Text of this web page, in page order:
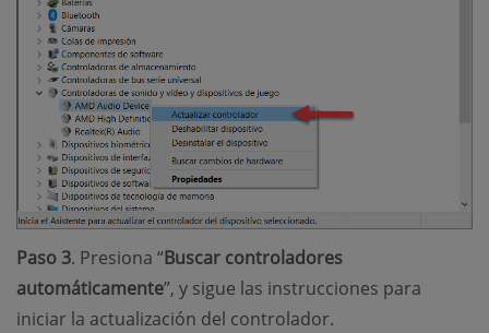
Paso 3. Presiona “Buscar controladores
automáticamente”, y sigue las instrucciones para
iniciar la actualización del controlador.